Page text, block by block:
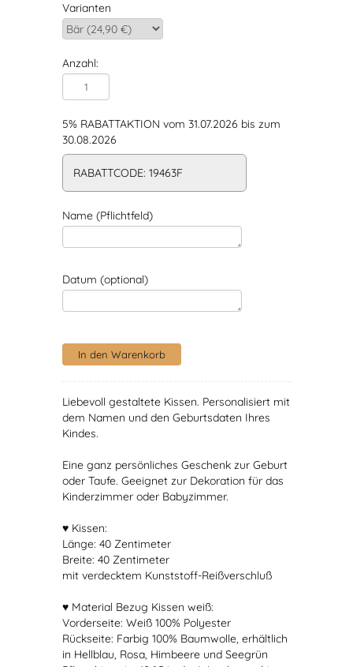
Varianten
Anzahl:
5% RABATTAKTION vom 31.07.2026 bis zum
30.08.2026
RABATTCODE: 19463F
Name (Pflichtfeld)
Datum (optional)
Liebevoll gestaltete Kissen. Personalisiert mit
dem Namen und den Geburtsdaten Ihres
Kindes.
Eine ganz persönliches Geschenk zur Geburt
oder Taufe. Geeignet zur Dekoration für das
Kinderzimmer oder Babyzimmer.
♥ Kissen:
Länge: 40 Zentimeter
Breite: 40 Zentimeter
mit verdecktem Kunststoff-Reißverschluß
♥ Material Bezug Kissen weiß:
Vorderseite: Weiß 100% Polyester
Rückseite: Farbig 100% Baumwolle, erhältlich
in Hellblau, Rosa, Himbeere und Seegrün